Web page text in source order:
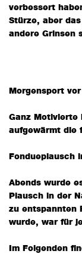
verbessert
Stürze, aber
andere Grinsen
Morgensport
Ganz Motivierte
aufgewärmt die
Fondueplausch
Abends wurde
Plausch in der
zu entspannten
wurde, war für
Im Folgenden